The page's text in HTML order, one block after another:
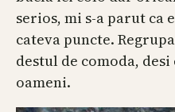
serios, mi s-a parut ca
cateva puncte.
destul de comoda,
oameni.